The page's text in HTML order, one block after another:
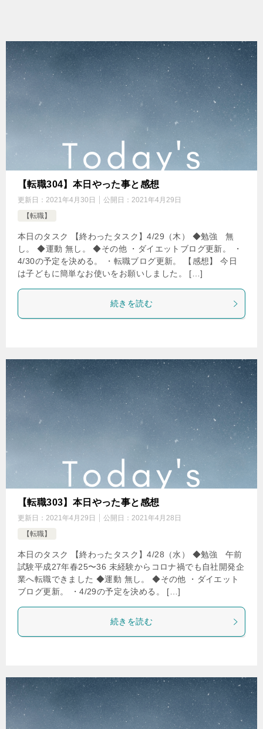
【転職304】本日やった事と感想
更新日： 2021年4月30日 公開日： 2021年4月29日
【転職】
本日のタスク 【終わったタスク】4/29（木） ◆勉強 無
し。 ◆運動 無し。 ◆その他 ・ダイエットブログ更新。 ・
4/30の予定を決める。 ・転職ブログ更新。 【感想】 今日
は子どもに簡単なお使いをお願いしました。 […]
続きを読む
【転職303】本日やった事と感想
更新日： 2021年4月29日 公開日： 2021年4月28日
【転職】
本日のタスク 【終わったタスク】4/28（水） ◆勉強 午前
試験平成27年春25〜36 未経験からコロナ禍でも自社開発企
業へ転職できました ◆運動 無し。 ◆その他 ・ダイエット
ブログ更新。 ・4/29の予定を決める。 […]
続きを読む